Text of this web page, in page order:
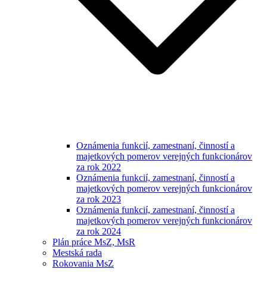
Oznámenia funkcií, zamestnaní, činností a
majetkových pomerov verejných funkcionárov
za rok 2022
Oznámenia funkcií, zamestnaní, činností a
majetkových pomerov verejných funkcionárov
za rok 2023
Oznámenia funkcií, zamestnaní, činností a
majetkových pomerov verejných funkcionárov
za rok 2024
Plán práce MsZ, MsR
Mestská rada
Rokovania MsZ